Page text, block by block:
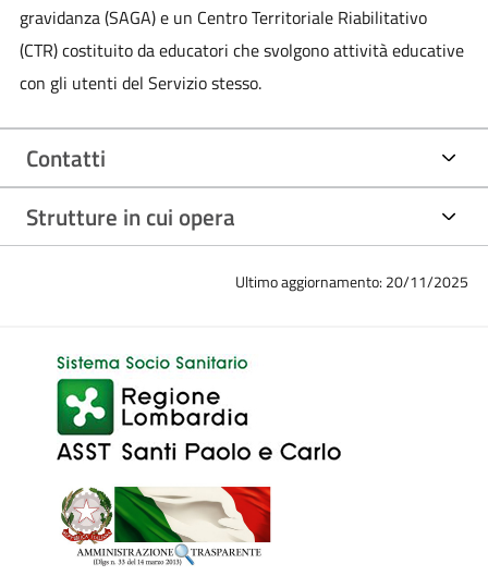
gravidanza (SAGA) e un Centro Territoriale Riabilitativo
(CTR) costituito da educatori che svolgono attività educative
con gli utenti del Servizio stesso.
Contatti
Strutture in cui opera
Ultimo aggiornamento: 20/11/2025